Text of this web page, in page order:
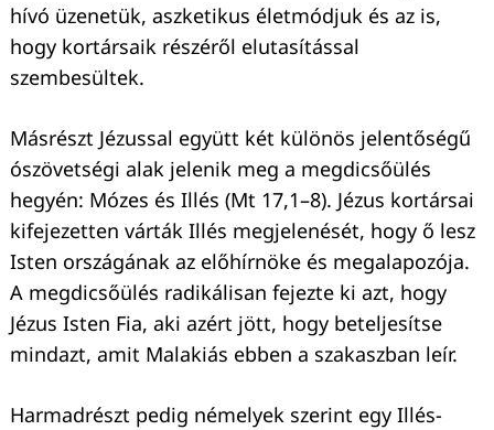
hívó üzenetük, aszketikus életmódjuk és az is,
hogy kortársaik részéről elutasítással
szembesültek.
Másrészt Jézussal együtt két különös jelentőségű
ószövetségi alak jelenik meg a megdicsőülés
hegyén: Mózes és Illés (Mt 17,1–8). Jézus kortársai
kifejezetten várták Illés megjelenését, hogy ő lesz
Isten országának az előhírnöke és megalapozója.
A megdicsőülés radikálisan fejezte ki azt, hogy
Jézus Isten Fia, aki azért jött, hogy beteljesítse
mindazt, amit Malakiás ebben a szakaszban leír.
Harmadrészt pedig némelyek szerint egy Illés-
Keresés: